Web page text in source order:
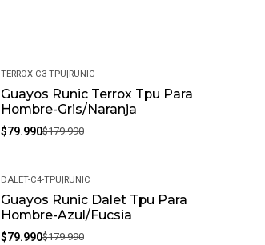
-56%
TERROX-C3-TPU|RUNIC
Guayos Runic Terrox Tpu Para
Hombre-Gris/Naranja
$79.990$179.990
-56%
DALET-C4-TPU|RUNIC
Guayos Runic Dalet Tpu Para
Hombre-Azul/Fucsia
$79.990$179.990